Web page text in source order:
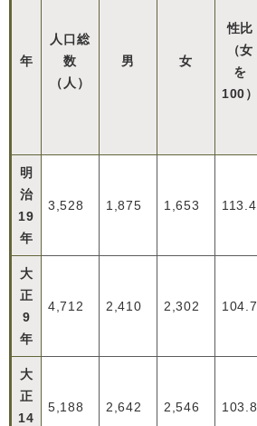
年
人口総
数
（人）
男 女
性比
（女
を
100）
明
治
19
年
3,528 1,875 1,653 113.4
大
正
9
年
4,712 2,410 2,302 104.7
大
正
14
5,188 2,642 2,546 103.8